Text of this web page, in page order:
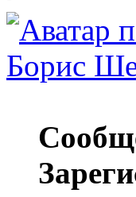
Борис